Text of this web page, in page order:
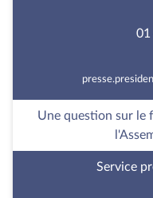
01
Une question sur le
Service